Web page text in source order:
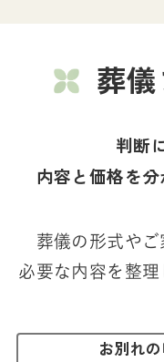
葬
判断
内容と価格を分
葬儀の形式やご
必要な内容を整
お別れ